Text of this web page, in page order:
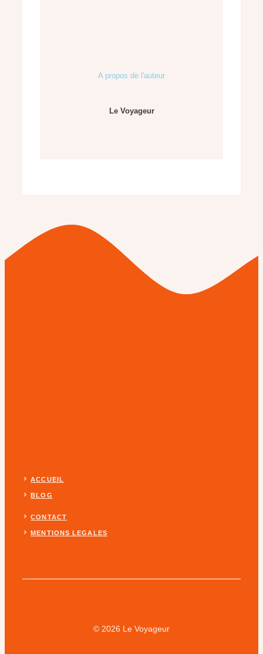
A propos de l'auteur
Le Voyageur
ACCUEIL
BLOG
CONTACT
MENTIONS LEGALES
© 2026 Le Voyageur